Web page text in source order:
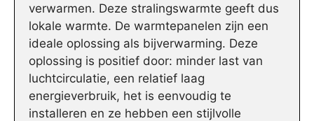
verwarmen. Deze stralingswarmte geeft dus
lokale warmte. De warmtepanelen zijn een
ideale oplossing als bijverwarming. Deze
oplossing is positief door: minder last van
luchtcirculatie, een relatief laag
energieverbruik, het is eenvoudig te
installeren en ze hebben een stijlvolle